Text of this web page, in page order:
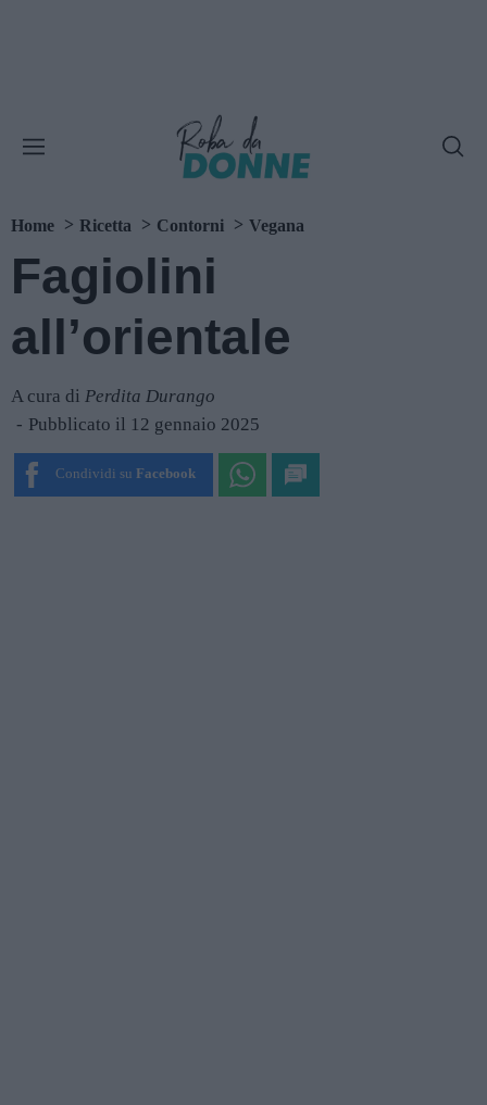
Home Ricetta Contorni Vegana
Fagiolini
all’orientale
A cura di Perdita Durango
Pubblicato il 12 gennaio 2025
Condividi su Facebook